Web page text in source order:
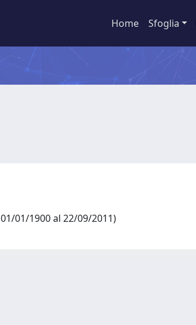
Home Sfoglia
01/01/1900 al 22/09/2011)